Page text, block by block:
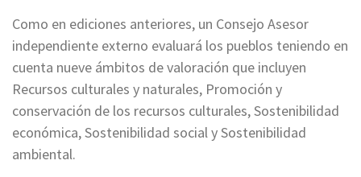
Como en ediciones anteriores, un Consejo Asesor
independiente externo evaluará los pueblos teniendo en
cuenta nueve ámbitos de valoración que incluyen
Recursos culturales y naturales, Promoción y
conservación de los recursos culturales, Sostenibilidad
económica, Sostenibilidad social y Sostenibilidad
ambiental.